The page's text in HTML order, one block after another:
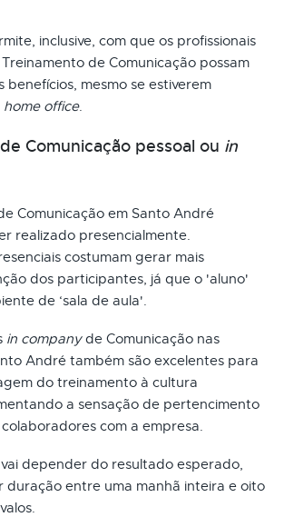
inclusive, com que os profissionais
de Comunicação possam
benefícios, mesmo se estiverem
home office.
Comunicação pessoal ou in
Comunicação em Santo André
realizado presencialmente.
costumam gerar mais
dos participantes, já que o 'aluno'
de ‘sala de aula'.
in companyde Comunicação nas
André também são excelentes para
do treinamento à cultura
a sensação de pertencimento
com a empresa.
depender do resultado esperado,
duração entre uma manhã inteira e oito